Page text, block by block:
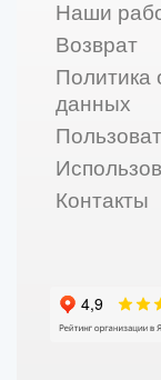
Наши
Возврат
Политика
данных
Контакты